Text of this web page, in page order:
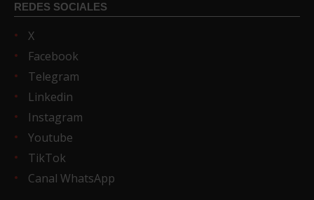
REDES SOCIALES
X
Facebook
Telegram
Linkedin
Instagram
Youtube
TikTok
Canal WhatsApp